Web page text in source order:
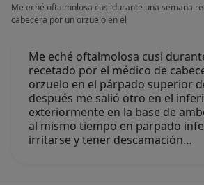
Me eché oftalmolosa cusi durante una semana
cabecera por un orzuelo en el
Me eché oftalmolosa cusi
recetado por el médico de
orzuelo en el párpado superior
después me salió otro en el
exteriormente en la base de
al mismo tiempo en parpado
irritarse y tener descamación…